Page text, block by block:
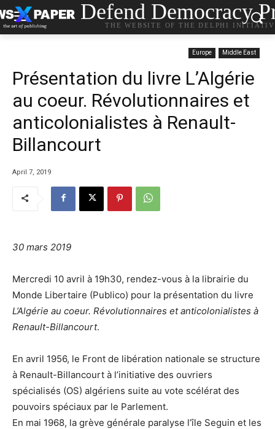
Defend Democracy
THE WEBSITE OF THE DELPHI
Europe Middle East
Présentation du livre L’Algérie
au coeur. Révolutionnaires et
anticolonialistes à Renault-
Billancourt
April 7, 2019
30 mars 2019
Mercredi 10 avril à 19h30, rendez-vous à la librairie du
Monde Libertaire (Publico) pour la présentation du livre
L’Algérie au coeur. Révolutionnaires et anticolonialistes à
Renault-Billancourt.
En avril 1956, le Front de libération nationale se structure
à Renault-Billancourt à l’initiative des ouvriers
spécialisés (OS) algériens suite au vote scélérat des
pouvoirs spéciaux par le Parlement.
En mai 1968, la grève générale paralyse l’île Seguin et les